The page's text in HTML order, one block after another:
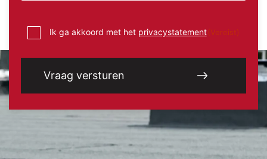
InstemmingIk ga akkoord met het privacystatement (Vereist)